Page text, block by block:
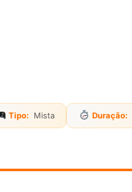
Tipo: Mista Duração: